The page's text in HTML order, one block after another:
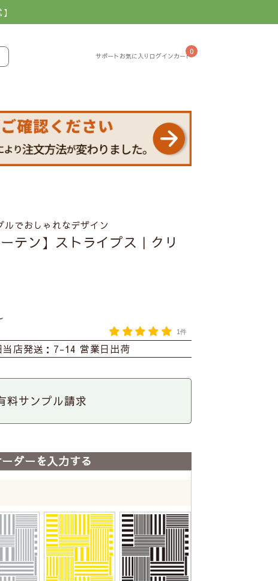
0
でおしゃれなデザイン
テン】ストライプス｜クリ
1件
当店発送：7-14 営業日出荷
料サンプル請求
ーダーを入力する